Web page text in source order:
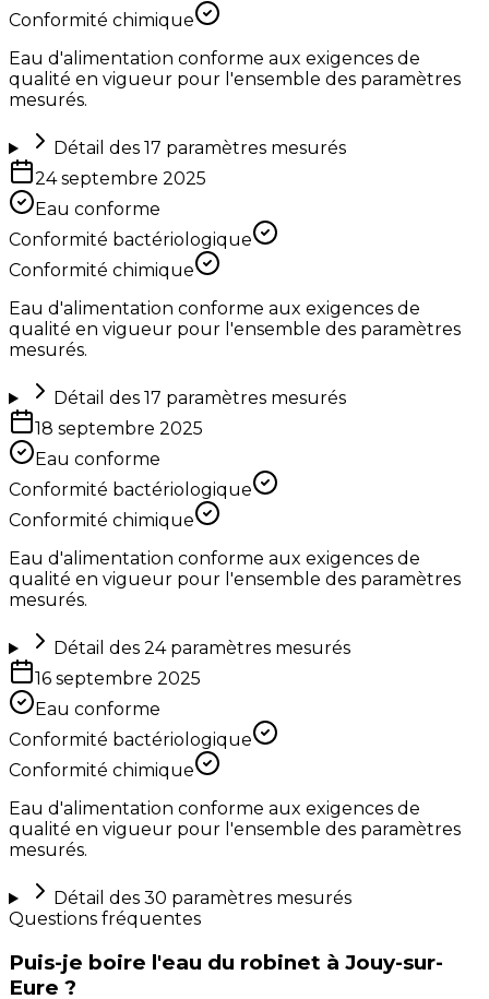
Conformité chimique
Eau d'alimentation conforme aux exigences de
qualité en vigueur pour l'ensemble des paramètres
mesurés.
Détail des 17 paramètres mesurés
24 septembre 2025
Eau conforme
Conformité bactériologique
Conformité chimique
Eau d'alimentation conforme aux exigences de
qualité en vigueur pour l'ensemble des paramètres
mesurés.
Détail des 17 paramètres mesurés
18 septembre 2025
Eau conforme
Conformité bactériologique
Conformité chimique
Eau d'alimentation conforme aux exigences de
qualité en vigueur pour l'ensemble des paramètres
mesurés.
Détail des 24paramètres mesurés
16 septembre 2025
Eau conforme
Conformité bactériologique
Conformité chimique
Eau d'alimentation conforme aux exigences de
qualité en vigueur pour l'ensemble des paramètres
mesurés.
Détail des 30 paramètres mesurés
Questions fréquentes
Puis-je boire l'eau du robinet à Jouy-sur-
Eure ?